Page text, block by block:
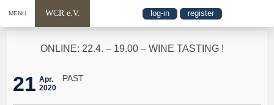
MENU WCR e.V. log-in register
ONLINE: 22.4. – 19.00 – WINE TASTING !
21 Apr.
2020
PAST